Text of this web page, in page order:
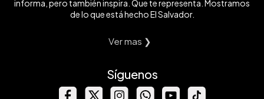
informa, pero también inspira. Que te representa. Mostramos
de lo que está hecho El Salvador.
Ver mas ❯
Síguenos